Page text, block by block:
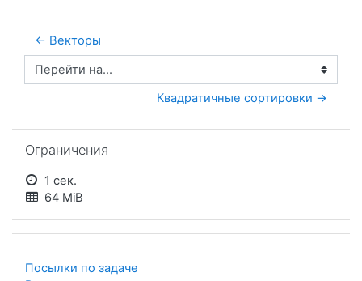
← Векторы
Перейти на...
Квадратичные сортировки →
Ограничения
1 сек.
64 MiB
Посылки по задаче